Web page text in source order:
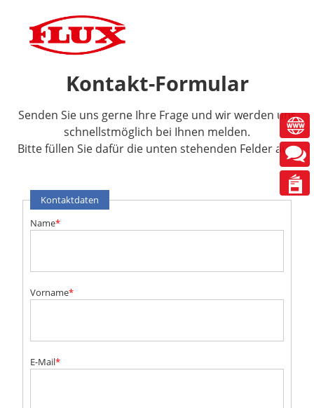
Kontakt-Formular
Senden Sie uns gerne Ihre Frage und wir werden uns
schnellst­möglich bei Ihnen melden.
Bitte füllen Sie dafür die unten stehenden Felder aus.
Kontaktdaten
Name*
Vorname*
E-Mail*